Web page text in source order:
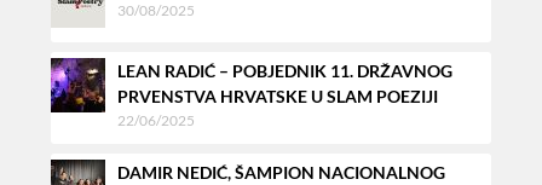
30/08/2025
LEAN RADIĆ – POBJEDNIK 11. DRŽAVNOG
PRVENSTVA HRVATSKE U SLAM POEZIJI
22/06/2025
DAMIR NEDIĆ, ŠAMPION NACIONALNOG